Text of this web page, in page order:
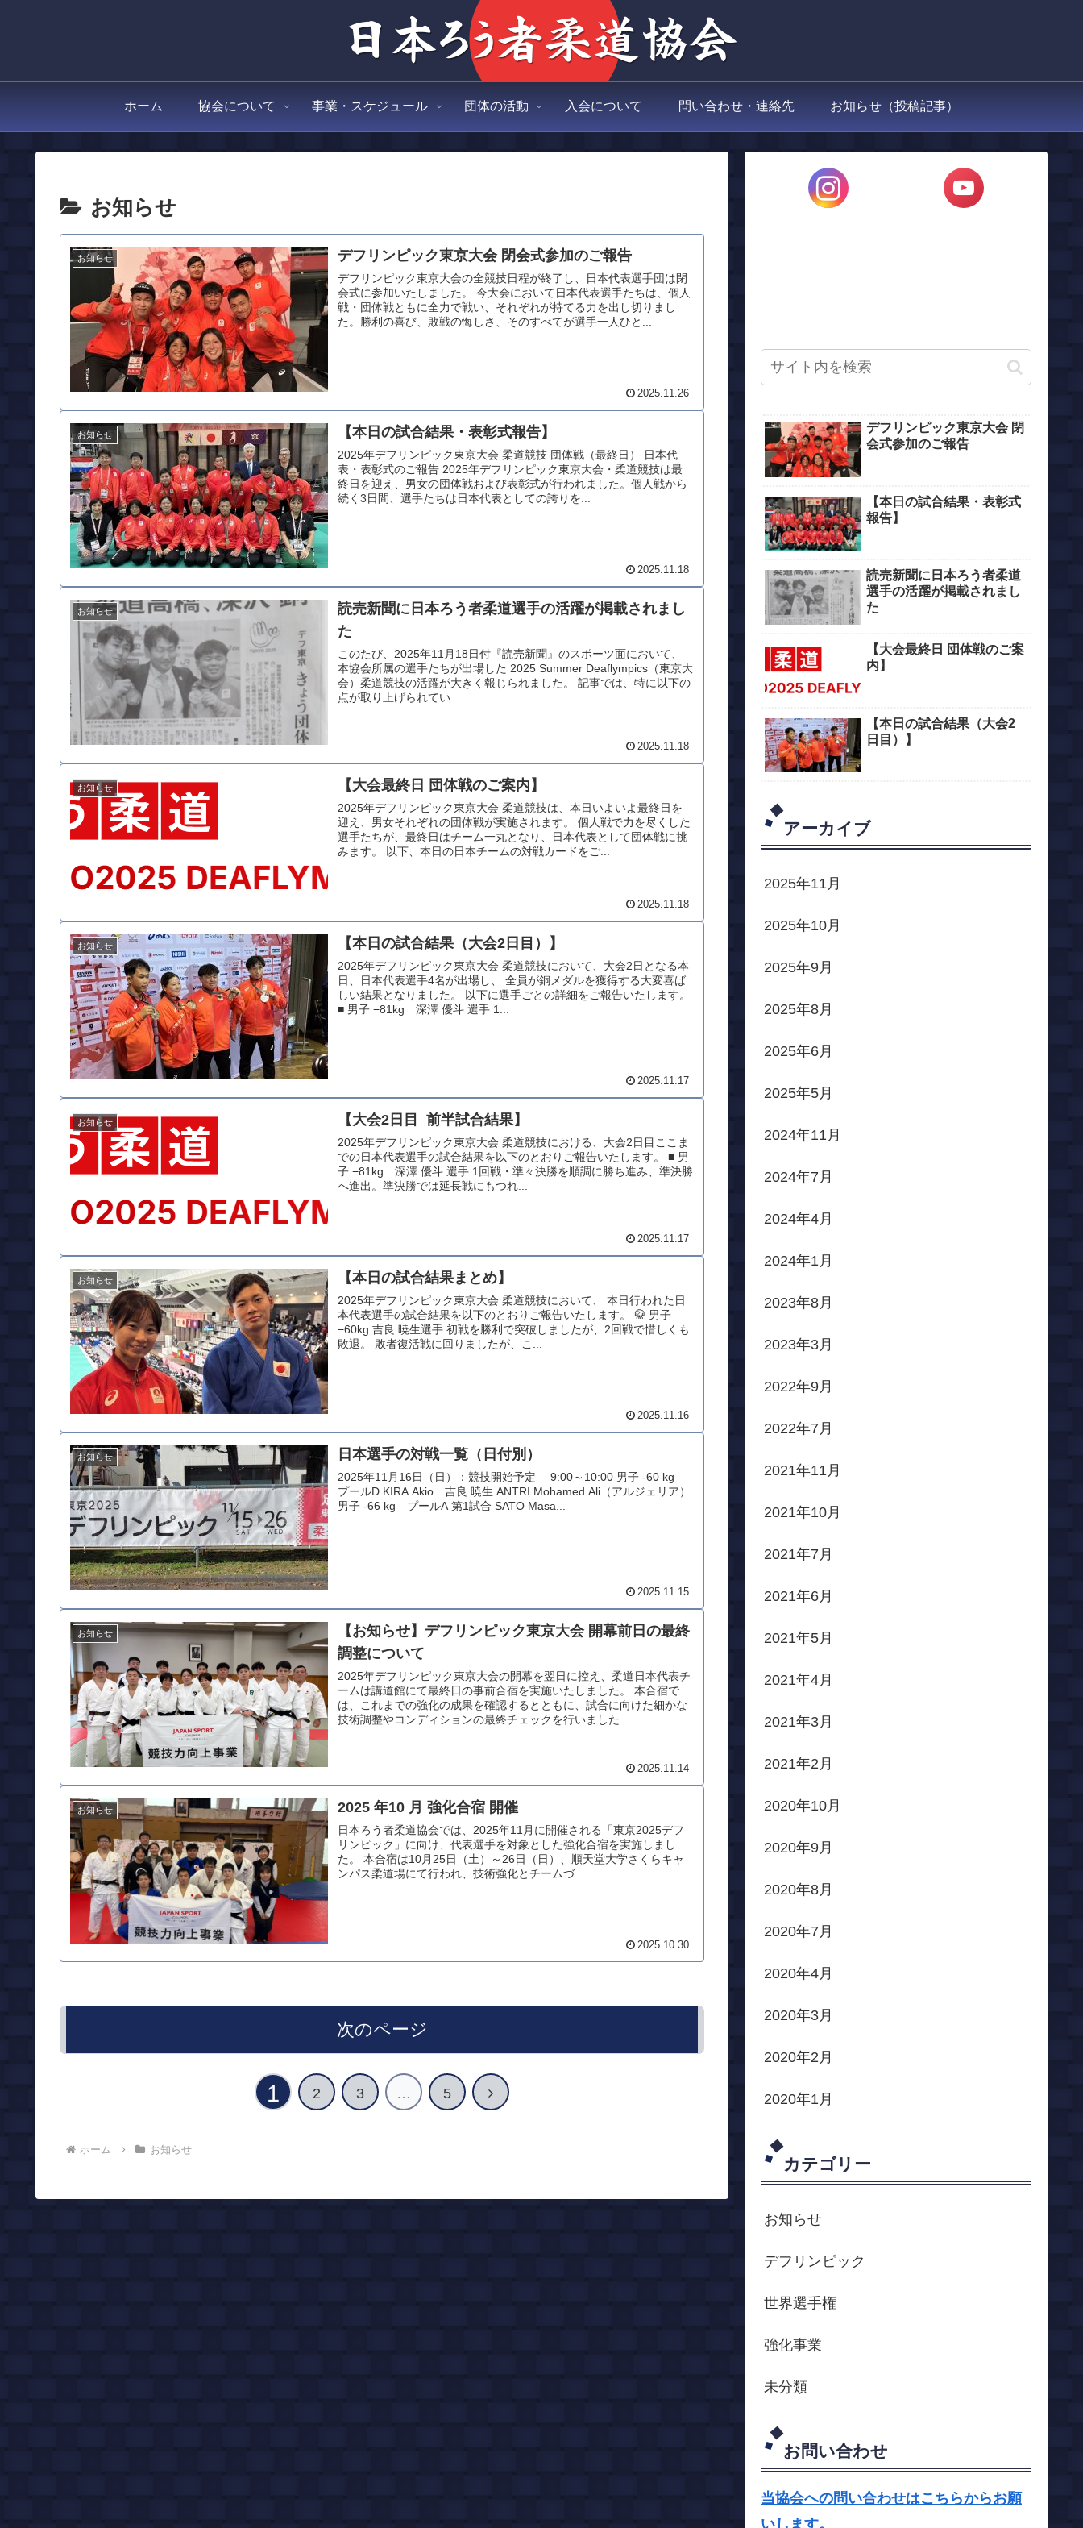
ホーム 協会について 事業・スケジュール 団体の活動 入会について 問い合わせ・連絡先 お知らせ（投稿記事）
お知らせ
お知らせ デフリンピック東京大会 閉会式参加のご報告
デフリンピック東京大会の全競技日程が終了し、日本代表選手団は閉
会式に参加いたしました。 今大会において日本代表選手たちは、個人
戦・団体戦ともに全力で戦い、それぞれが持てる力を出し切りまし
た。勝利の喜び、敗戦の悔しさ、そのすべてが選手一人ひと...
2025.11.26
お知らせ 【本日の試合結果・表彰式報告】
2025年デフリンピック東京大会 柔道競技 団体戦（最終日） 日本代
表・表彰式のご報告 2025年デフリンピック東京大会・柔道競技は最
終日を迎え、男女の団体戦および表彰式が行われました。個人戦から
続く3日間、選手たちは日本代表としての誇りを...
2025.11.18
お知らせ
読売新聞に日本ろう者柔道選手の活躍が掲載されまし
た
このたび、2025年11月18日付『読売新聞』のスポーツ面において、
本協会所属の選手たちが出場した 2025 Summer Deaflympics（東京大
会）柔道競技の活躍が大きく報じられました。 記事では、特に以下の
点が取り上げられてい...
2025.11.18
お知らせ 【大会最終日 団体戦のご案内】
2025年デフリンピック東京大会 柔道競技は、本日いよいよ最終日を
迎え、男女それぞれの団体戦が実施されます。 個人戦で力を尽くした
選手たちが、最終日はチーム一丸となり、日本代表として団体戦に挑
みます。 以下、本日の日本チームの対戦カードをご...
2025.11.18
お知らせ 【本日の試合結果（大会2日目）】
2025年デフリンピック東京大会 柔道競技において、大会2日となる本
日、日本代表選手4名が出場し、 全員が銅メダルを獲得する大変喜ば
しい結果となりました。 以下に選手ごとの詳細をご報告いたします。
■ 男子 −81kg 深澤 優斗 選手 1...
2025.11.17
お知らせ 【大会2日目 前半試合結果】
2025年デフリンピック東京大会 柔道競技における、大会2日目ここま
での日本代表選手の試合結果を以下のとおりご報告いたします。 ■ 男
子 −81kg 深澤 優斗 選手 1回戦・準々決勝を順調に勝ち進み、準決勝
へ進出。準決勝では延長戦にもつれ...
2025.11.17
お知らせ 【本日の試合結果まとめ】
2025年デフリンピック東京大会 柔道競技において、 本日行われた日
本代表選手の試合結果を以下のとおりご報告いたします。 🥋 男子
−60kg 吉良 暁生選手 初戦を勝利で突破しましたが、2回戦で惜しくも
敗退。 敗者復活戦に回りましたが、こ...
2025.11.16
お知らせ 日本選手の対戦一覧（日付別）
2025年11月16日（日）：競技開始予定 9:00～10:00 男子 -60 kg
プールD KIRA Akio 吉良 暁生 ANTRI Mohamed Ali（アルジェリア）
男子 -66 kg プールA 第1試合 SATO Masa...
2025.11.15
お知らせ
【お知らせ】デフリンピック東京大会 開幕前日の最終
調整について
2025年デフリンピック東京大会の開幕を翌日に控え、柔道日本代表チ
ームは講道館にて最終日の事前合宿を実施いたしました。 本合宿で
は、これまでの強化の成果を確認するとともに、試合に向けた細かな
技術調整やコンディションの最終チェックを行いました...
2025.11.14
お知らせ 2025 年10 月 強化合宿 開催
日本ろう者柔道協会では、2025年11月に開催される「東京2025デフ
リンピック」に向け、代表選手を対象とした強化合宿を実施しまし
た。 本合宿は10月25日（土）～26日（日）、順天堂大学さくらキャ
ンパス柔道場にて行われ、技術強化とチームづ...
2025.10.30
次のページ
1 2 3 … 5 次
ホーム お知らせ
デフリンピック東京大会 閉
会式参加のご報告
【本日の試合結果・表彰式
報告】
読売新聞に日本ろう者柔道
選手の活躍が掲載されまし
た
【大会最終日 団体戦のご案
内】
【本日の試合結果（大会2
日目）】
アーカイブ
2025年11月
2025年10月
2025年9月
2025年8月
2025年6月
2025年5月
2024年11月
2024年7月
2024年4月
2024年1月
2023年8月
2023年3月
2022年9月
2022年7月
2021年11月
2021年10月
2021年7月
2021年6月
2021年5月
2021年4月
2021年3月
2021年2月
2020年10月
2020年9月
2020年8月
2020年7月
2020年4月
2020年3月
2020年2月
2020年1月
カテゴリー
お知らせ
デフリンピック
世界選手権
強化事業
未分類
お問い合わせ
当協会への問い合わせはこちらからお願
いします。